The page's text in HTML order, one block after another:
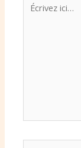
ici…